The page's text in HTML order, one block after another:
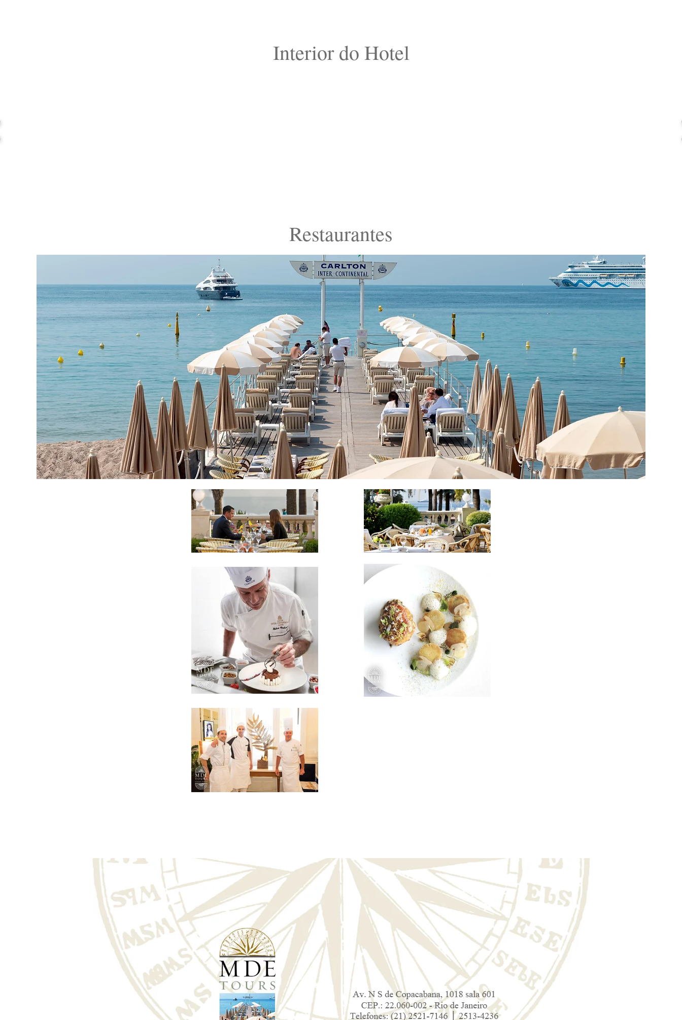
Interior do Hotel
Restaurantes